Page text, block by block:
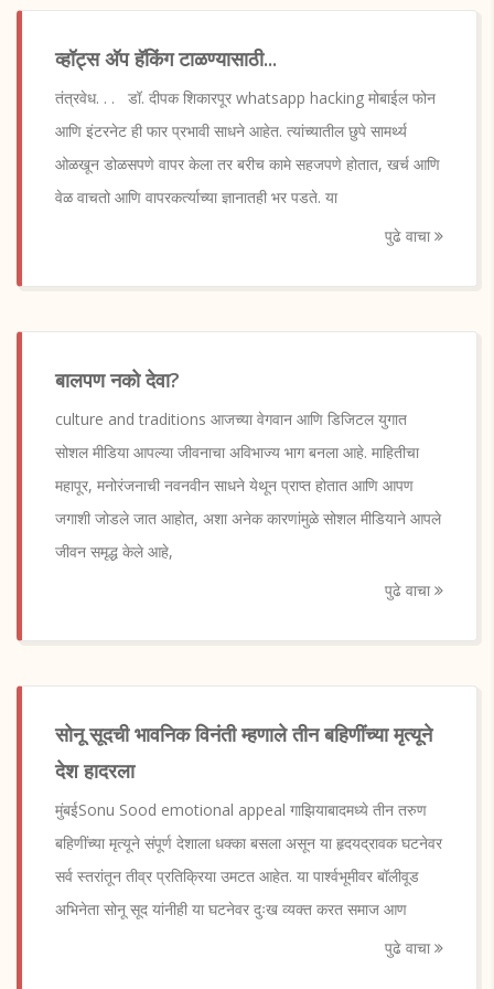
व्हॉट्स अ‍ॅप हॅकिंग टाळण्यासाठी...
तंत्रवेध. . . डॉ. दीपक शिकारपूर whatsapp hacking मोबाईल फोन
आणि इंटरनेट ही फार प्रभावी साधने आहेत. त्यांच्यातील छुपे सामर्थ्य
ओळखून डोळसपणे वापर केला तर बरीच कामे सहजपणे होतात, खर्च आणि
वेळ वाचतो आणि वापरकर्त्याच्या ज्ञानातही भर पडते. या
पुढे वाचा
बालपण नको देवा?
culture and traditions आजच्या वेगवान आणि डिजिटल युगात
सोशल मीडिया आपल्या जीवनाचा अविभाज्य भाग बनला आहे. माहितीचा
महापूर, मनोरंजनाची नवनवीन साधने येथून प्राप्त होतात आणि आपण
जगाशी जोडले जात आहोत, अशा अनेक कारणांमुळे सोशल मीडियाने आपले
जीवन समृद्ध केले आहे,
पुढे वाचा
सोनू सूदची भावनिक विनंती म्हणाले तीन बहिणींच्या मृत्यूने
देश हादरला
मुंबईSonu Sood emotional appeal गाझियाबादमध्ये तीन तरुण
बहिणींच्या मृत्यूने संपूर्ण देशाला धक्का बसला असून या हृदयद्रावक घटनेवर
सर्व स्तरांतून तीव्र प्रतिक्रिया उमटत आहेत. या पार्श्वभूमीवर बॉलीवूड
अभिनेता सोनू सूद यांनीही या घटनेवर दुःख व्यक्त करत समाज आण
पुढे वाचा